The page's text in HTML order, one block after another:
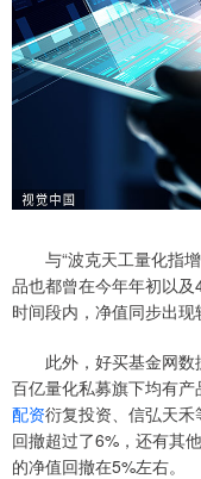
与“波克天工量化指增
品也都曾在今年年初以
时间段内，净值同步出现
此外，好买基金网数
百亿量化私募旗下均有产
配资衍复投资、信弘天
回撤超过了6%，还有其
的净值回撤在5%左右。